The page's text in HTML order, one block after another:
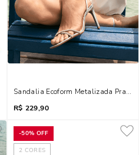
Baixo Fino
Sandalia Ecoform Metalizada Prata
R$ 229,90
-50% OFF
2 CORES